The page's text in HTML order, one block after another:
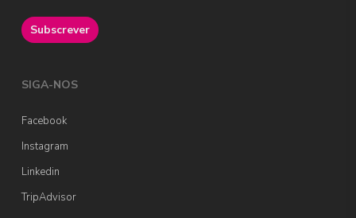
SIGA-NOS
Facebook
Instagram
Linkedin
TripAdvisor